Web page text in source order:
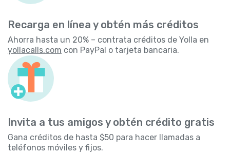
Recarga en línea y obtén más créditos
Ahorra hasta un 20% – contrata créditos de Yolla en
yollacalls.com con PayPal o tarjeta bancaria.
Invita a tus amigos y obtén crédito gratis
Gana créditos de hasta $50 para hacer llamadas a
teléfonos móviles y fijos.